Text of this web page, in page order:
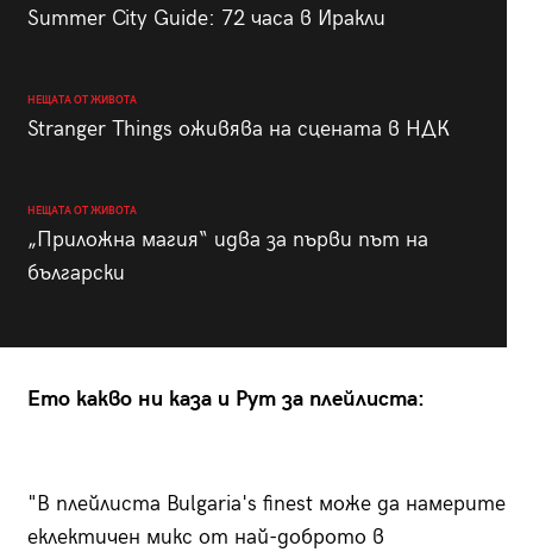
Summer City Guide: 72 часа в Иракли
НЕЩАТА ОТ ЖИВОТА
Stranger Things оживява на сцената в НДК
НЕЩАТА ОТ ЖИВОТА
„Приложна магия“ идва за първи път на
български
Ето какво ни каза и Рут за плейлиста:
"В плейлиста Bulgaria's finest може да намерите
еклектичен микс от най-доброто в